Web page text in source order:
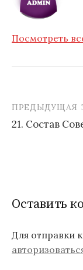
Посмотреть
по
ПРЕДЫДУЩАЯ
21. Состав
Оставить
Для отправки